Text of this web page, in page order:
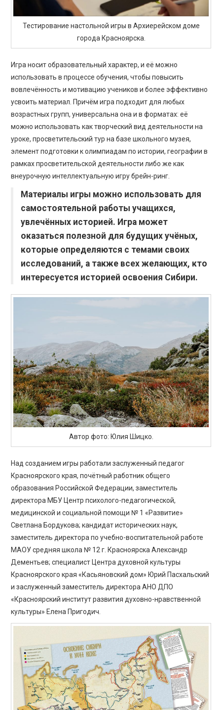
Тестирование настольной игры в Архиерейском доме
города Красноярска.
Игра носит образовательный характер, и её можно
использовать в процессе обучения, чтобы повысить
вовлечённость и мотивацию учеников и более эффективно
усвоить материал. Причём игра подходит для любых
возрастных групп, универсальна она и в форматах: её
можно использовать как творческий вид деятельности на
уроке, просветительский тур на базе школьного музея,
элемент подготовки к олимпиадам по истории, географии в
рамках просветительской деятельности либо же как
внеурочную интеллектуальную игру брейн-ринг.
Материалы игры можно использовать для
самостоятельной работы учащихся,
увлечённых историей. Игра может
оказаться полезной для будущих учёных,
которые определяются с темами своих
исследований, а также всех желающих, кто
интересуется историей освоения Сибири.
Автор фото: Юлия Шицко.
Над созданием игры работали заслуженный педагог
Красноярского края, почётный работник общего
образования Российской Федерации, заместитель
директора МБУ Центр психолого-педагогической,
медицинской и социальной помощи № 1 «Развитие»
Светлана Бордукова; кандидат исторических наук,
заместитель директора по учебно-воспитательной работе
МАОУ средняя школа № 12 г. Красноярска Александр
Дементьев; специалист Центра духовной культуры
Красноярского края «Касьяновский дом» Юрий Пасхальский
и заслуженный заместитель директора АНО ДПО
«Красноярский институт развития духовно-нравственной
культуры» Елена Пригодич.